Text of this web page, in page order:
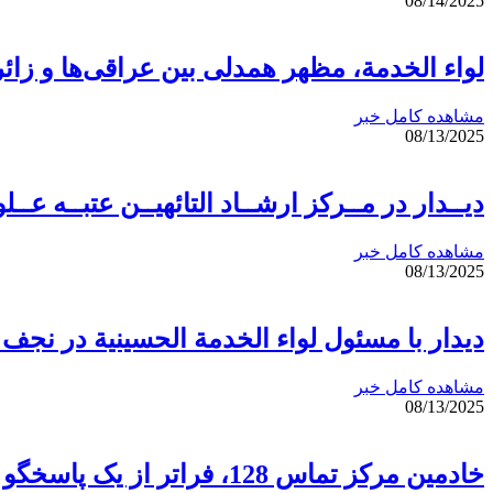
لواء الخدمة، مظهر همدلی بین عراقی‌ها و
مشاهده کامل خبر
08/13/2025
دیــدار در مــرکز ارشــاد التائهیــن عتبــه
مشاهده کامل خبر
08/13/2025
دیدار با مسئول لواء الخدمة الحسينية در
مشاهده کامل خبر
08/13/2025
خادمین مرکز تماس 128، فراتر از یک پاسخگو